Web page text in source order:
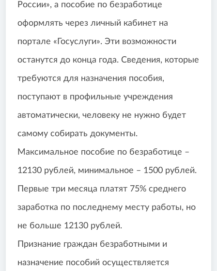
России», а пособие по безработице
оформлять через личный кабинет на
портале «Госуслуги». Эти возможности
останутся до конца года. Сведения, которые
требуются для назначения пособия,
поступают в профильные учреждения
автоматически, человеку не нужно будет
самому собирать документы.
Максимальное пособие по безработице –
12130 рублей, минимальное – 1500 рублей.
Первые три месяца платят 75% среднего
заработка по последнему месту работы, но
не больше 12130 рублей.
Признание граждан безработными и
назначение пособий осуществляется